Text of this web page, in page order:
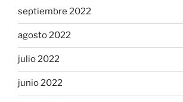
septiembre 2022
agosto 2022
julio 2022
junio 2022